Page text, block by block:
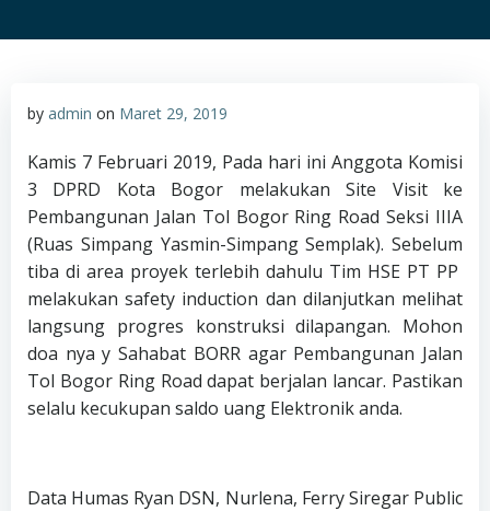
by admin on Maret 29, 2019
Kamis 7 Februari 2019, Pada hari ini Anggota Komisi
3 DPRD Kota Bogor melakukan Site Visit ke
Pembangunan Jalan Tol Bogor Ring Road Seksi IIIA
(Ruas Simpang Yasmin-Simpang Semplak). Sebelum
tiba di area proyek terlebih dahulu Tim HSE PT PP
melakukan safety induction dan dilanjutkan melihat
langsung progres konstruksi dilapangan. Mohon
doa nya y Sahabat BORR agar Pembangunan Jalan
Tol Bogor Ring Road dapat berjalan lancar. Pastikan
selalu kecukupan saldo uang Elektronik anda.
Data Humas Ryan DSN, Nurlena, Ferry Siregar Public